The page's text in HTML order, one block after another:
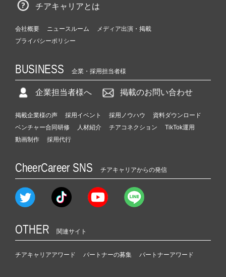
チアキャリアとは
会社概要 ニュースルーム
メディア出演・掲載
プライバシーポリシー
BUSINESS 企業・採用担当者様
企業担当者様へ 掲載のお問い合わせ
掲載企業様の声 採用イベント 採用ノウハウ
資料ダウンロード
ベンチャー合同研修
人材紹介 チアコネクション
TikTok運用
動画制作
採用代行
CheerCareer SNS チアキャリアからの発信
OTHER 関連サイト
チアキャリアアワード パートナーの募集 パートナーアワード